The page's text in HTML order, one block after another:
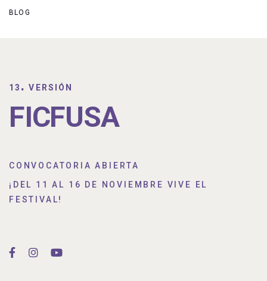
BLOG
13 . VERSIÓN
FICFUSA
CONVOCATORIA ABIERTA
¡DEL 11 AL 16 DE NOVIEMBRE VIVE EL
FESTIVAL!